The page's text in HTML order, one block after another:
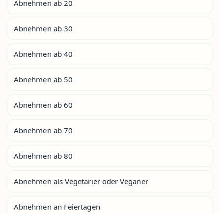
Abnehmen ab 20
Abnehmen ab 30
Abnehmen ab 40
Abnehmen ab 50
Abnehmen ab 60
Abnehmen ab 70
Abnehmen ab 80
Abnehmen als Vegetarier oder Veganer
Abnehmen an Feiertagen